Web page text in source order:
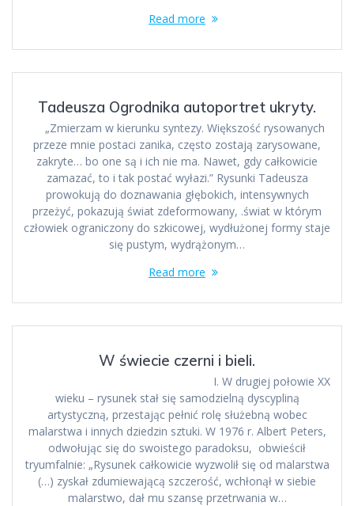
Read more
Tadeusza Ogrodnika autoportret ukryty.
„Zmierzam w kierunku syntezy. Większość rysowanych
przeze mnie postaci zanika, często zostają zarysowane,
zakryte… bo one są i ich nie ma. Nawet, gdy całkowicie
zamazać, to i tak postać wyłazi.” Rysunki Tadeusza
prowokują do doznawania głębokich, intensywnych
przeżyć, pokazują świat zdeformowany, .świat w którym
człowiek ograniczony do szkicowej, wydłużonej formy staje
się pustym, wydrążonym…
Read more
W świecie czerni i bieli.
I. W drugiej połowie XX
wieku – rysunek stał się samodzielną dyscypliną
artystyczną, przestając pełnić rolę służebną wobec
malarstwa i innych dziedzin sztuki. W 1976 r. Albert Peters,
odwołując się do swoistego paradoksu, obwieścił
tryumfalnie: „Rysunek całkowicie wyzwolił się od malarstwa
(…) zyskał zdumiewającą szczerość, wchłonął w siebie
malarstwo, dał mu szansę przetrwania w…